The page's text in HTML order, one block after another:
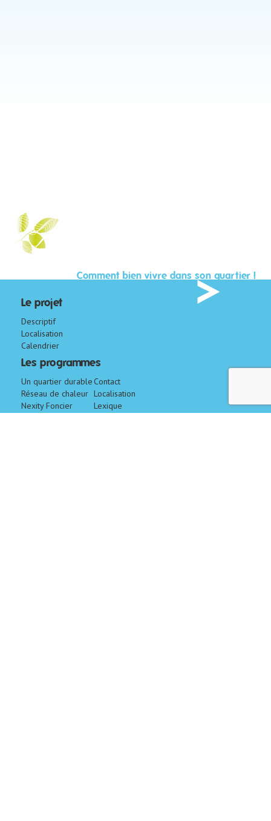
Comment bien vivre dans son quartier !
Le projet
Descriptif
Localisation
Calendrier
Les programmes
Un quartier durableContact
Réseau de chaleur Localisation
Nexity Foncier
Lexique